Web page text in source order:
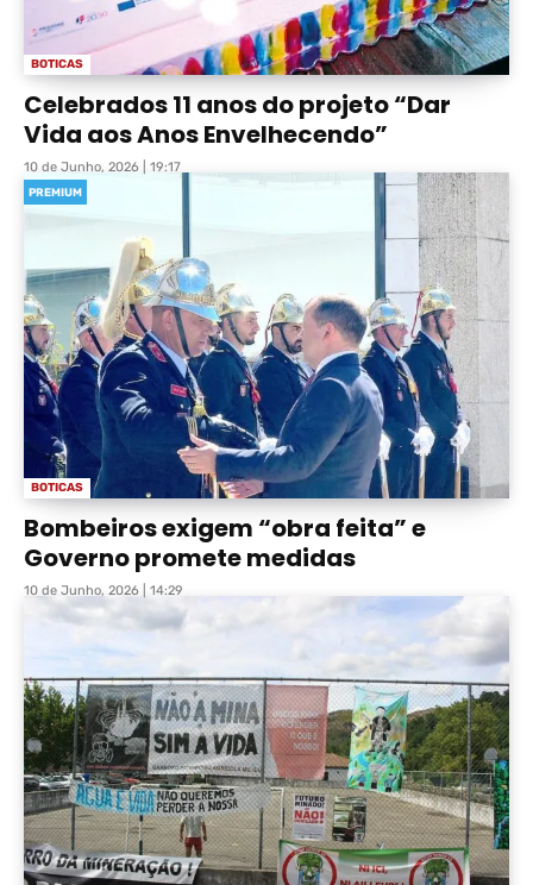
BOTICAS
Celebrados 11 anos do projeto “Dar
Vida aos Anos Envelhecendo”
10 de Junho, 2026 | 19:17
BOTICAS
PREMIUM
Bombeiros exigem “obra feita” e
Governo promete medidas
10 de Junho, 2026 | 14:29